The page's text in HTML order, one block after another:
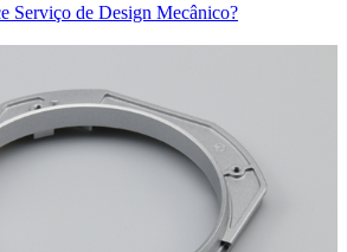
Serviço de Design Mecânico?